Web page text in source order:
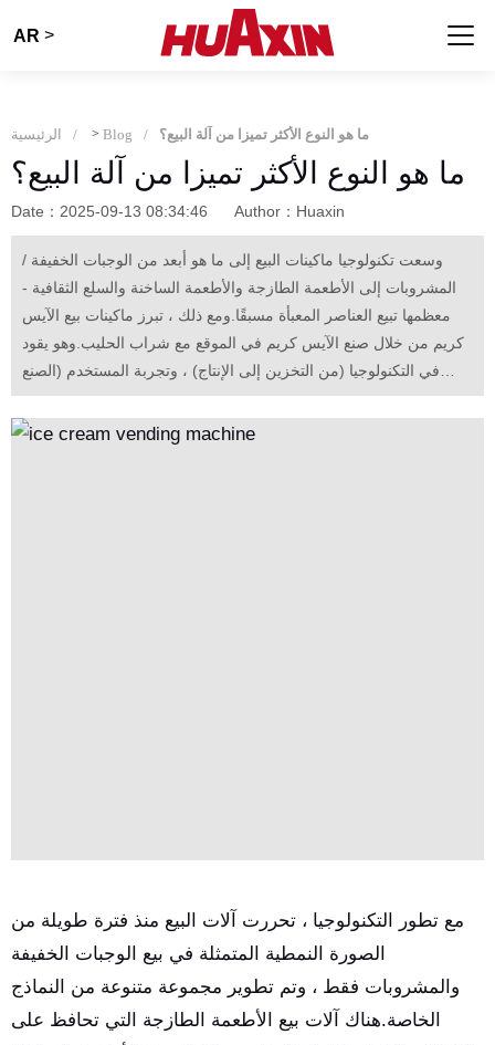
AR >
الرئيسية > Blog ما هو النوع الأكثر تميزا من آلة البيع؟
ما هو النوع الأكثر تميزا من آلة البيع؟
Date：2025-09-13 08:34:46 Author：Huaxin
وسعت تكنولوجيا ماكينات البيع إلى ما هو أبعد من الوجبات الخفيفة /
المشروبات إلى الأطعمة الطازجة والأطعمة الساخنة والسلع الثقافية -
معظمها تبيع العناصر المعبأة مسبقًا.ومع ذلك ، تبرز ماكينات بيع الآيس
كريم من خلال صنع الآيس كريم في الموقع مع شراب الحليب.وهو يقود
في التكنولوجيا (من التخزين إلى الإنتاج) ، وتجربة المستخدم (الصنع
الطازج والمرئي) ، وقابلية التكيف مع السيناريوهات ، وإعادة تعريف
مع تطور التكنولوجيا ، تحررت آلات البيع منذ فترة طويلة من
الصورة النمطية المتمثلة في بيع الوجبات الخفيفة
والمشروبات فقط ، وتم تطوير مجموعة متنوعة من النماذج
الخاصة.هناك آلات بيع الأطعمة الطازجة التي تحافظ على